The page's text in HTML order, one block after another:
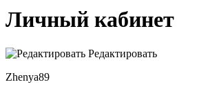
Личный кабинет
Редактировать
Zhenya89